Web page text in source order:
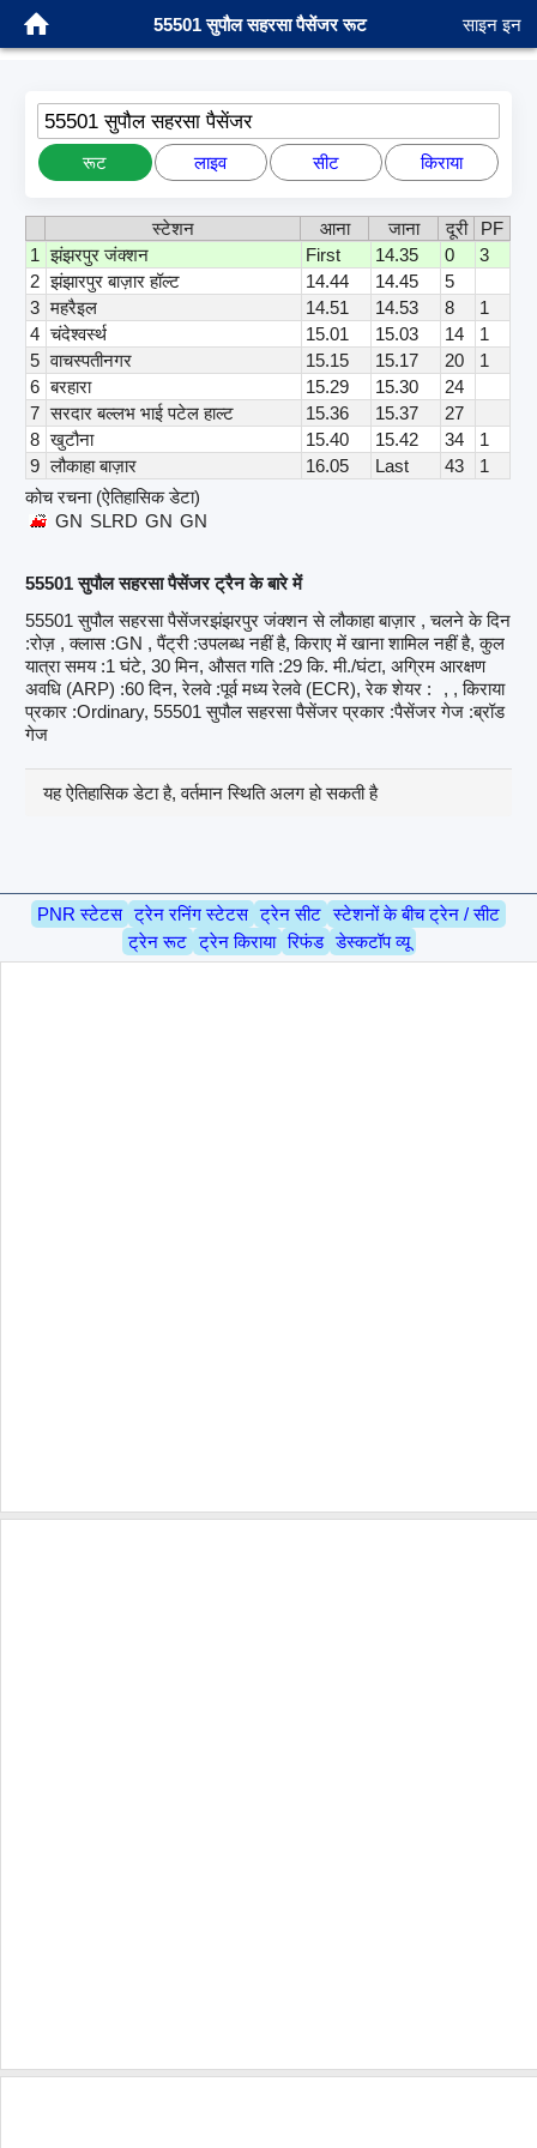
55501 सुपौल सहरसा पैसेंजर रूट साइन इन
55501 सुपौल सहरसा पैसेंजर
रूट लाइव सीट किराया
स्टेशन आना जाना दूरी
PF
1
झंझरपुर जंक्शन First 14.35 0
3
2 झंझारपुर बाज़ार हॉल्ट 14.44 14.45
5
3 महरैइल 14.51 14.53 8
1
4 चंदेश्वर्स्थ 15.01 15.03 14
1
5 वाचस्पतीनगर 15.15 15.17 20
1
6 बरहारा 15.29 15.30
24
7 सरदार बल्लभ भाई पटेल हाल्ट 15.36 15.37
27
8 खुटौना 15.40 15.42 34
1
9 लौकाहा बाज़ार 16.05 Last 43
1
कोच रचना (ऐतिहासिक डेटा)
GN SLRD GN GN
55501 सुपौल सहरसा पैसेंजर ट्रैन के बारे में
55501 सुपौल सहरसा पैसेंजरझंझरपुर जंक्शन से लौकाहा बाज़ार , चलने के दिन
:रोज़ , क्लास :GN , पैंट्री :उपलब्ध नहीं है, किराए में खाना शामिल नहीं है, कुल
यात्रा समय :1 घंटे, 30 मिन, औसत गति :29 कि. मी./घंटा, अग्रिम आरक्षण
अवधि (ARP) :60 दिन, रेलवे :पूर्व मध्य रेलवे (ECR), रेक शेयर :
, , किराया
प्रकार :Ordinary, 55501 सुपौल सहरसा पैसेंजर प्रकार :पैसेंजर गेज :ब्रॉड
गेज
यह ऐतिहासिक डेटा है, वर्तमान स्थिति अलग हो सकती है
PNR स्टेटस ट्रेन रनिंग स्टेटस ट्रेन सीट स्टेशनों के बीच ट्रेन / सीट
ट्रेन रूट ट्रेन किराया रिफंड डेस्कटॉप व्यू